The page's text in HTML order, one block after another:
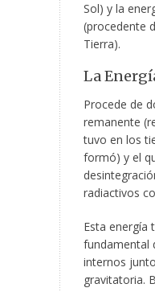
Sol) y la
(procedente
Tierra).
La
Procede de
remanente
tuvo en los
formó) y el
radiactivos
Esta energía
fundamental
internos
gravitatoria.